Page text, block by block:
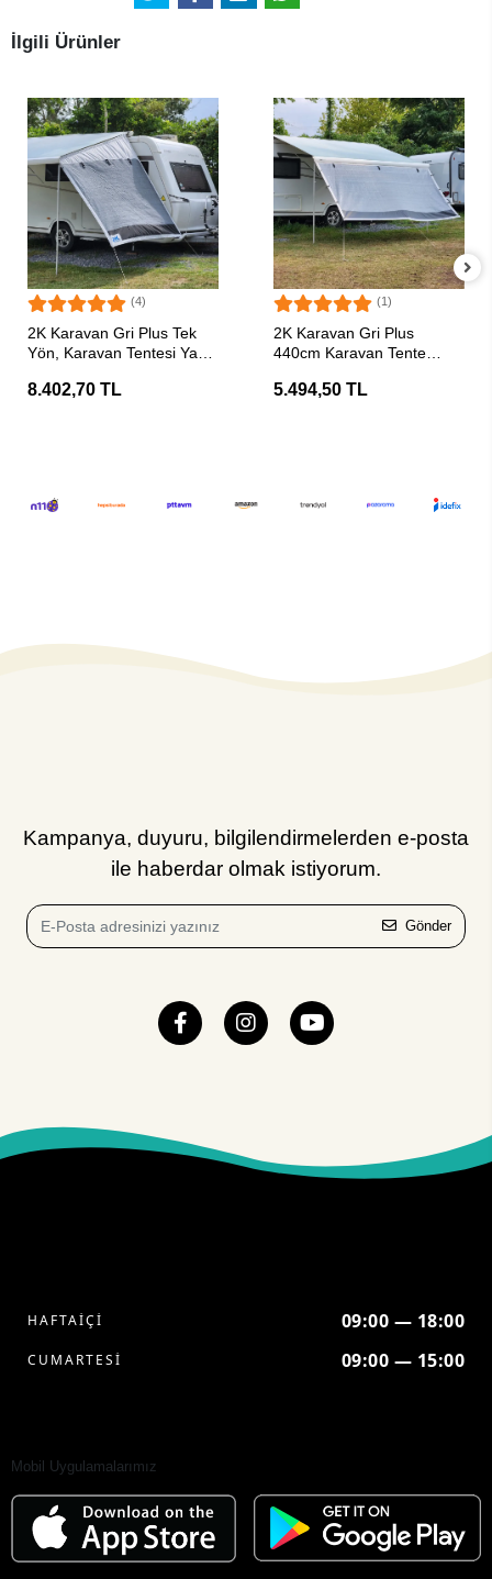
İlgili Ürünler
(4)
2K Karavan Gri Plus Tek
Yön, Karavan Tentesi Yan
8.402,70 TL
(1)
2K Karavan Gri Plus
440cm Karavan Tente
5.494,50 TL
Kampanya, duyuru, bilgilendirmelerden e-posta
ile haberdar olmak istiyorum.
Gönder
HAFTAİÇİ 09:00 — 18:00
CUMARTESİ 09:00 — 15:00
Mobil Uygulamalarımız